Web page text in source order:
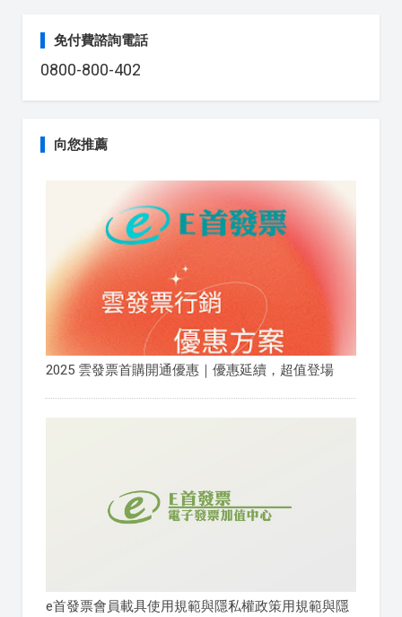
免付費諮詢電話
0800-800-402
向您推薦
2025 雲發票首購開通優惠｜優惠延續，超值登場
e首發票會員載具使用規範與隱私權政策用規範與隱